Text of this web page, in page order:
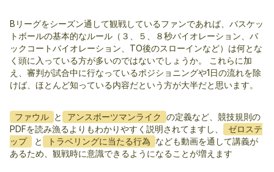
Bリーグをシーズン通して観戦しているファンであれば、バスケッ
トボールの基本的なルール（３、５、８秒バイオレーション、バ
ックコートバイオレーション、TO後のスローインなど）は何とな
く頭に入っている方が多いのではないでしょうか。 これらに加
え、審判が試合中に行なっているポジショニングや1日の流れを除
けば、ほとんど知っている内容だという方が大半だと思います。
ファウル と アンスポーツマンライク
の定義など、競技規則の
PDFを読み漁るよりもわかりやすく説明されてますし、
ゼロステ
ップ
と トラベリングに当たる行為
なども動画を通して講義が
あるため、観戦時に意識できるようになることが増えます